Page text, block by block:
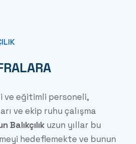
ve eğitimli personeli,
ve ekip ruhu çalışma
Balıkçılık uzun yıllar bu
hedeflemekte ve bunun